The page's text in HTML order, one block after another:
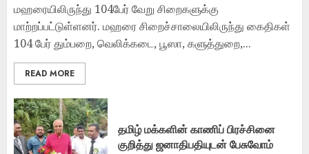
மஹரையிலிருந்து 104பேர் வேறு சிறைகளுக்கு
மாற்றப்பட்டுள்ளனர். மஹரை சிறைச்சாலையிலிருந்து கைதிகள்
104 பேர் தும்பறை, வெலிக்கடை, பூஸா, களுத்துறை,...
READ MORE
தமிழ் மக்களின் காணிப் பிரச்சினை
குறித்து ஜனாதிபதியுடன் பேசுவோம்